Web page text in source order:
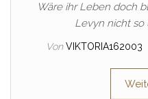
Wäre ihr Leben doch
Levyn nicht so
Von VIKTORIA162003